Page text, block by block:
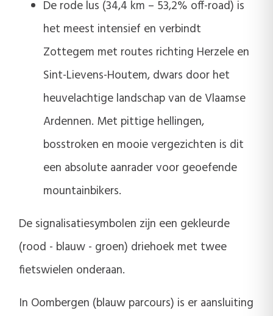
De rode lus (34,4 km – 53,2% off-road) is
het meest intensief en verbindt
Zottegem met routes richting Herzele en
Sint-Lievens-Houtem, dwars door het
heuvelachtige landschap van de Vlaamse
Ardennen. Met pittige hellingen,
bosstroken en mooie vergezichten is dit
een absolute aanrader voor geoefende
mountainbikers.
De signalisatiesymbolen zijn een gekleurde
(rood - blauw - groen) driehoek met twee
fietswielen onderaan.
In Oombergen (blauw parcours) is er aansluiting